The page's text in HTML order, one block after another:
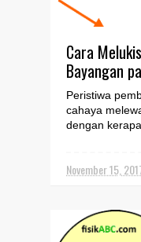
Cara
Bayangan
Peristiwa
cahaya
dengan
November 15,